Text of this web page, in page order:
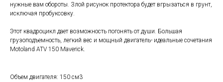
нужные вам обороты. Злой рисунок протектора будет вгрызаться в грунт,
исключая пробуксовку.
Этот квадроцикл дает возможность погонять от души. Большая
грузоподъемность, легкий вес и мощный двигатель- идеальные сочетания
Motoland ATV 150 Maverick.
Объем двигателя: 150 см3